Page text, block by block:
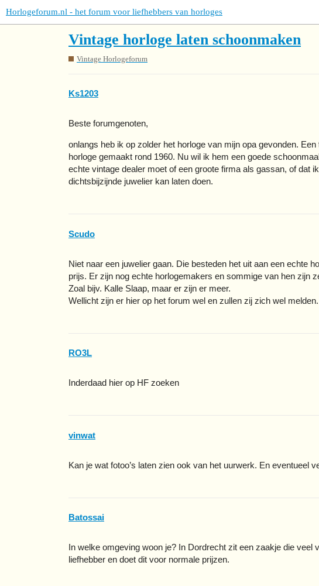
Horlogeforum.nl - het forum voor liefhebbers van horloges
Vintage horloge laten schoonmaken
Vintage Horlogeforum
Ks1203
Beste forumgenoten,
onlangs heb ik op zolder het horloge van mijn opa gevonden.
horloge gemaakt rond 1960. Nu wil ik hem een goede
echte vintage dealer moet of een groote firma als gassan, of dat
dichtsbijzijnde juwelier kan laten doen.
Scudo
Niet naar een juwelier gaan. Die besteden het uit aan een echte
prijs. Er zijn nog echte horlogemakers en sommige van hen zijn
Zoal bijv. Kalle Slaap, maar er zijn er meer.
Wellicht zijn er hier op het forum wel en zullen zij zich wel melden.
RO3L
Inderdaad hier op HF zoeken
vinwat
Kan je wat fotoo’s laten zien ook van het uurwerk. En eventueel
Batossai
In welke omgeving woon je? In Dordrecht zit een zaakje die veel
liefhebber en doet dit voor normale prijzen.